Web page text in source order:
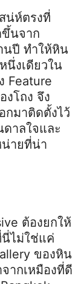
น่ห์ตรงที่
ขึ้นจาก
นปี ทำให้หิน
นึ่งเดียวใน
Feature
งโถง จึง
กมาติดตั้งไว้
าลใจและ
ายที่น่า
ต้องยกให้
ไม่ใช่แค่
ของหิน
ากเหมืองที่ดี